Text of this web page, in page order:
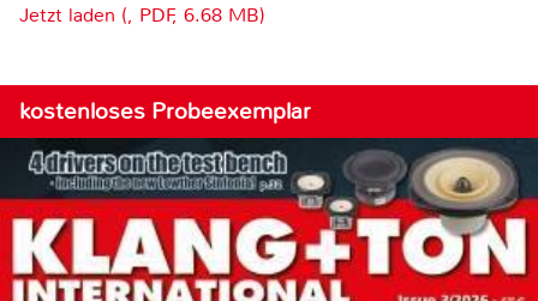
Jetzt laden (, PDF, 6.68 MB)
kostenloses Probeexemplar